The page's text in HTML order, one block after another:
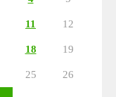
11 12
18 19
25 26